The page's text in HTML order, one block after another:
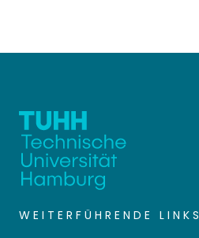
WEITERFÜHRENDE LINKS